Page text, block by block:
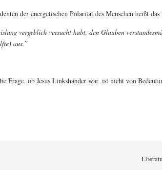
der energetischen Polarität des Menschen heißt das
vergeblich versucht habt, den Glauben
aus.”
Frage, ob Jesus Linkshänder war, ist nicht von